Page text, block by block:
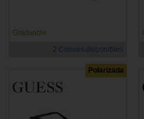
Graduable
2 Colores disponibles
Polarizada